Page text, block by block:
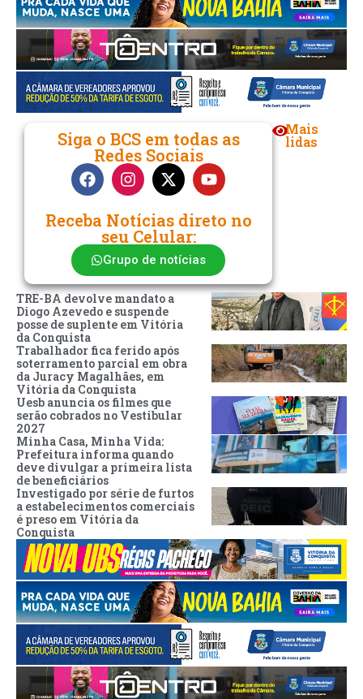
Siga o BCS em todas as
Redes Sociais
Receba Notícias direto no
seu Celular:
Grupo de notícias
Mais
lidas
TRE-BA devolve mandato a
Diogo Azevedo e suspende
posse de suplente em Vitória
da Conquista
Trabalhador fica ferido após
soterramento parcial em obra
da Juracy Magalhães, em
Vitória da Conquista
Uesb anuncia os filmes que
serão cobrados no Vestibular
2027
Minha Casa, Minha Vida:
Prefeitura informa quando
deve divulgar a primeira lista
de beneficiários
Investigado por série de furtos
a estabelecimentos comerciais
é preso em Vitória da
Conquista